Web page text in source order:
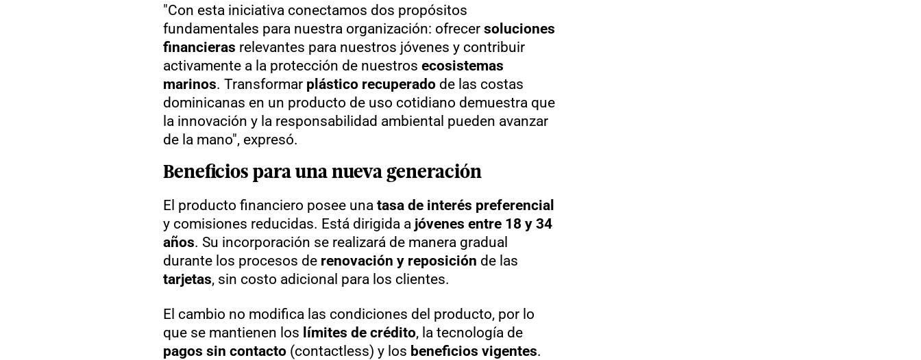
"Con esta iniciativa conectamos dos propósitos
fundamentales para nuestra organización: ofrecer soluciones
financieras relevantes para nuestros jóvenes y contribuir
activamente a la protección de nuestros ecosistemas
marinos. Transformar plástico recuperadode las costas
dominicanas en un producto de uso cotidiano demuestra que
la innovación y la responsabilidad ambiental pueden avanzar
de la mano", expresó.
Beneficios para una nueva generación
El producto financiero posee una tasa de interés preferencial
y comisiones reducidas. Está dirigida a jóvenes entre 18 y 34
años. Su incorporación se realizará de manera gradual
durante los procesos de renovación y reposición de las
tarjetas, sin costo adicional para los clientes.
El cambio no modifica las condiciones del producto, por lo
que se mantienen los límites de crédito, la tecnología de
pagos sin contacto(contactless) y los beneficios vigentes.